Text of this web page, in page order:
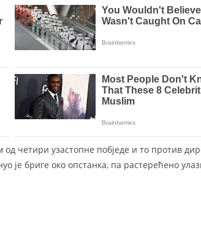
четири узастопне побједе и то против
је бриге око опстанка, па растерећено